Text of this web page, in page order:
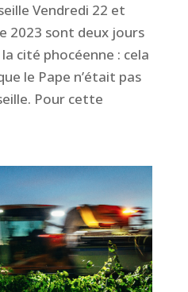
Vendredi 22 et
2023 sont deux jours
cité phocéenne : cela
le Pape n’était pas
Pour cette